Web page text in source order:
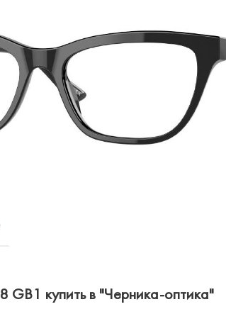
GB1 купить в "Черника-оптика"